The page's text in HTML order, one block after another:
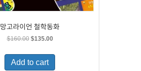
망고라이언 철학동화
$160.00 Original
was:
$160.00.
$135.00Current
is:
Add to cart